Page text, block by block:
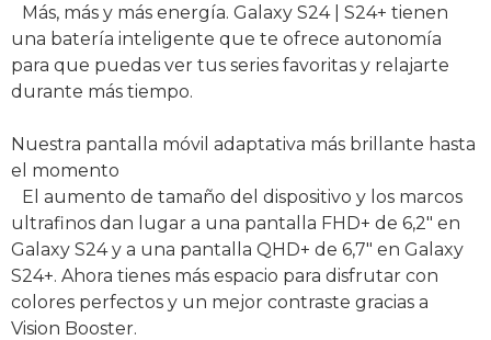
Más, más y más energía. Galaxy S24 | S24+ tienen
una batería inteligente que te ofrece autonomía
para que puedas ver tus series favoritas y relajarte
durante más tiempo.
Nuestra pantalla móvil adaptativa más brillante hasta
el momento
El aumento de tamaño del dispositivo y los marcos
ultrafinos dan lugar a una pantalla FHD+ de 6,2″ en
Galaxy S24 y a una pantalla QHD+ de 6,7″ en Galaxy
S24+. Ahora tienes más espacio para disfrutar con
colores perfectos y un mejor contraste gracias a
Vision Booster.